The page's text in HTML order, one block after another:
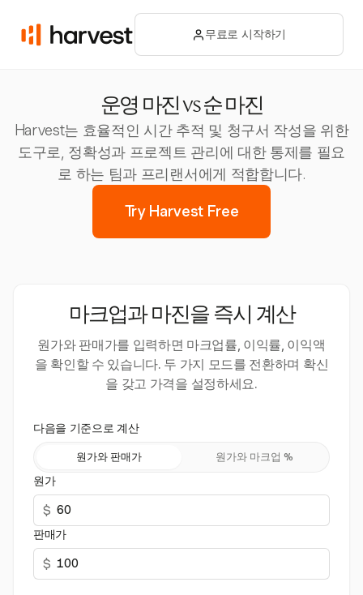
무료로 시작하기
운영 마진 vs 순 마진
Harvest는 효율적인 시간 추적 및 청구서 작성을 위한
도구로, 정확성과 프로젝트 관리에 대한 통제를 필요
로 하는 팀과 프리랜서에게 적합합니다.
Try Harvest Free
마크업과 마진을 즉시 계산
원가와 판매가를 입력하면 마크업률, 이익률, 이익액
을 확인할 수 있습니다. 두 가지 모드를 전환하며 확신
을 갖고 가격을 설정하세요.
다음을 기준으로 계산
원가와 판매가 원가와 마크업 %
원가
$
판매가
$